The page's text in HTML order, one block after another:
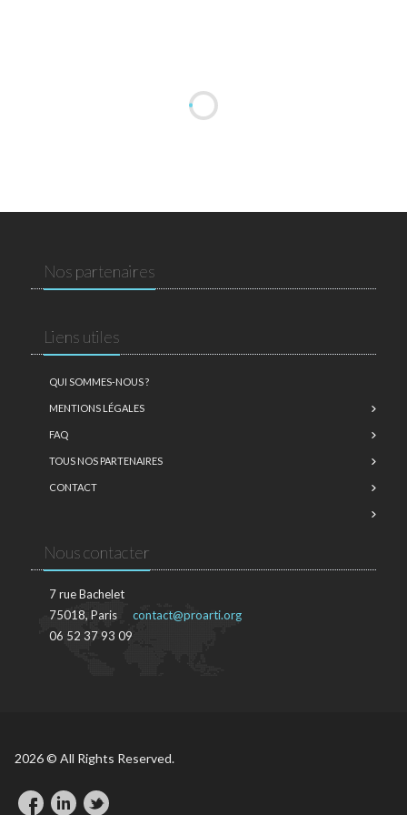
Nos partenaires
Liens utiles
QUI SOMMES-NOUS ?
MENTIONS LÉGALES
FAQ
TOUS NOS PARTENAIRES
CONTACT
Nous contacter
7 rue Bachelet
75018, Paris
06 52 37 93 09
contact@proarti.org
2026 © All Rights Reserved.